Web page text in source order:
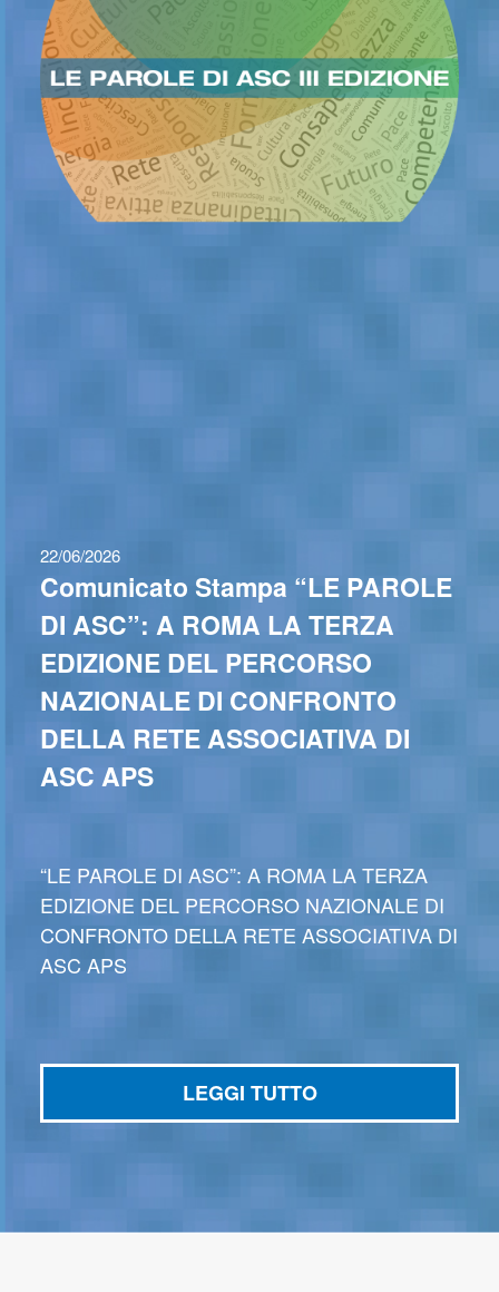
22/06/2026
Comunicato Stampa “LE PAROLE
DI ASC”: A ROMA LA TERZA
EDIZIONE DEL PERCORSO
NAZIONALE DI CONFRONTO
DELLA RETE ASSOCIATIVA DI
ASC APS
“LE PAROLE DI ASC”: A ROMA LA TERZA
EDIZIONE DEL PERCORSO NAZIONALE DI
CONFRONTO DELLA RETE ASSOCIATIVA DI
ASC APS
LEGGI TUTTO